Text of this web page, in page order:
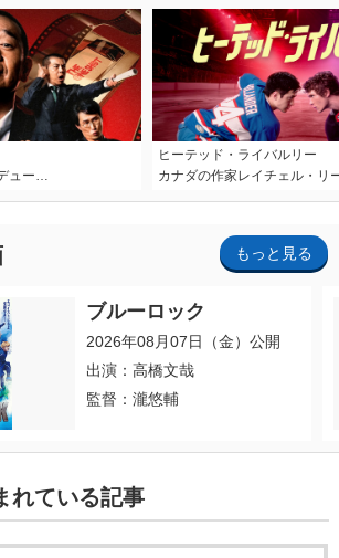
ュー…
ヒーテッド・ライバルリー
カナダの作家レイチェル・リ
もっと見る
ブルーロック
2026年08月07日（金）公開
出演：高橋文哉
監督：瀧悠輔
れている記事